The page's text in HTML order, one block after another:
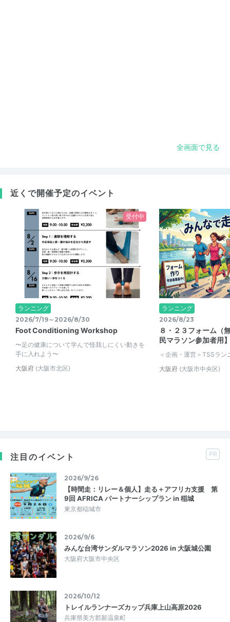
全画面で見る
近くで開催予定のイベント
受付中
ランニング
2026/7/19～2026/8/30
Foot Conditioning Workshop
〜足の健康について学んで怪我しにくい動きを
手に入れよう〜
大阪府 (大阪市北区)
ランニング
2026/8/23
８・２３フォーム（
民マラソン参加者用
＜企画・運営＞TSSラン
大阪府 (大阪市中央区)
注目のイベント PR
2026/9/26
【時間走：リレー＆個人】走る＋アフリカ支援 第
9回 AFRICA パートナーシップラン in 稲城
東京都稲城市
2026/9/6
みんな台湾サンダルマラソン2026 in 大阪城公園
大阪府大阪市中央区
2026/10/12
トレイルランナーズカップ兵庫上山高原2026
兵庫県美方郡新温泉町